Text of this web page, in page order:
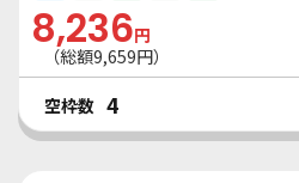
8,236円
（総額9,659円）
空枠数 4